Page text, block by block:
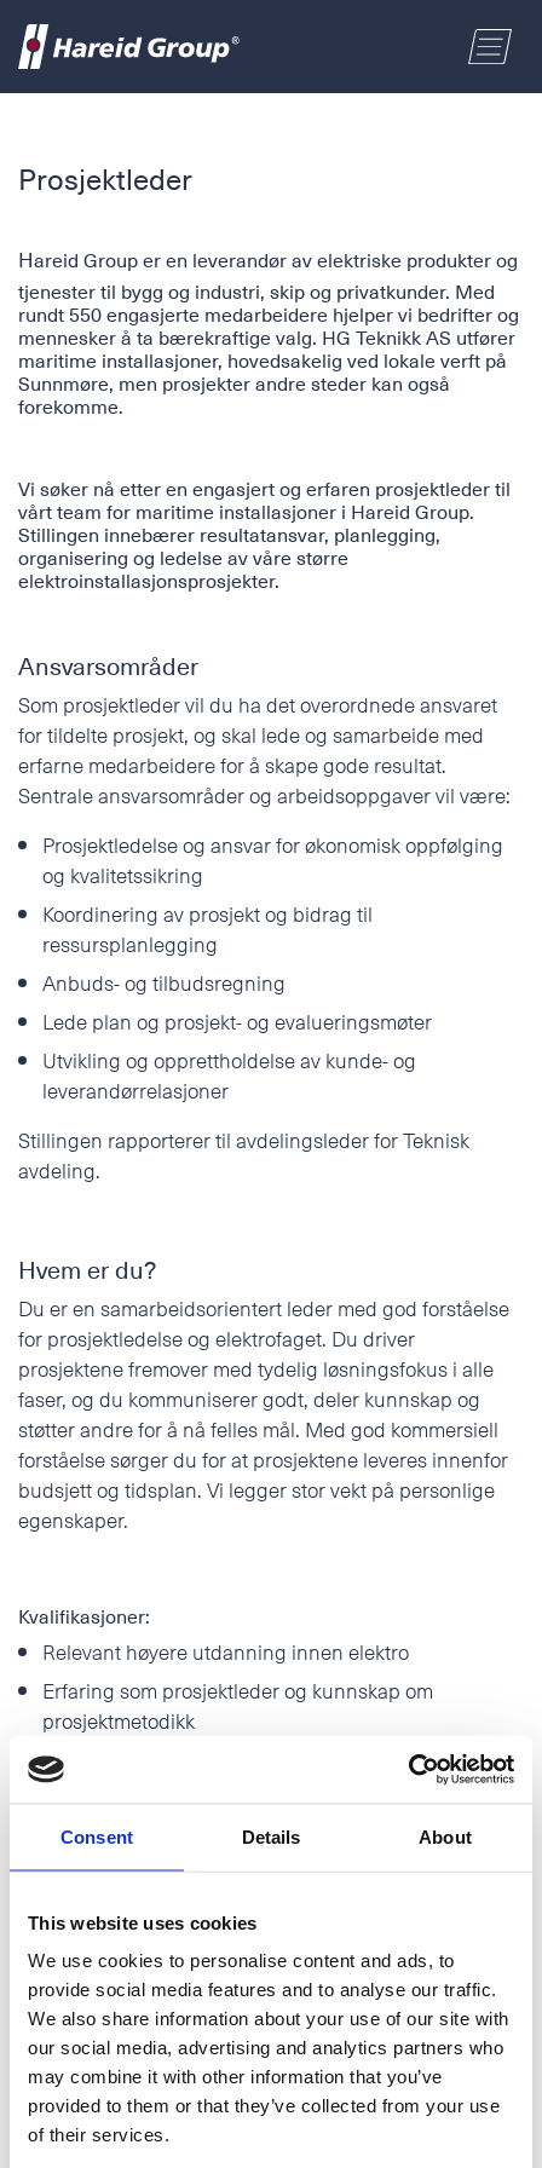
Consent Details About
This website uses cookies
We use cookies to personalise content and ads, to
provide social media features and to analyse our traffic.
We also share information about your use of our site with
our social media, advertising and analytics partners who
may combine it with other information that you’ve
provided to them or that they’ve collected from your use
of their services.
HANDEL
OM OSS
NORSK BOKMÅL
POLSKI
Etternavn
Postnummer
Adresse
Telefon
E-post
Tilleggsinformasjon
Jeg godtarpersonvernerklæringen
Prosjektleder
Hareid Group er en leverandør av elektriske produkter og
tjenester til bygg og industri, skip og privatkunder. Med
rundt 550 engasjerte medarbeidere hjelper vi bedrifter og
mennesker å ta bærekraftige valg. HG Teknikk AS utfører
maritime installasjoner, hovedsakelig ved lokale verft på
Sunnmøre, men prosjekter andre steder kan også
forekomme.
Vi søker nå etter en engasjert og erfaren prosjektleder til
vårt team for maritime installasjoner i Hareid Group.
Stillingen innebærer resultatansvar, planlegging,
organisering og ledelse av våre større
elektroinstallasjonsprosjekter.
Ansvarsområder
Som prosjektleder vil du ha det overordnede ansvaret
for tildelte prosjekt, og skal lede og samarbeide med
erfarne medarbeidere for å skape gode resultat.
Sentrale ansvarsområder og arbeidsoppgaver vil være:
Prosjektledelse og ansvar for økonomisk oppfølging
og kvalitetssikring
Koordinering av prosjekt og bidrag til
ressursplanlegging
Anbuds- og tilbudsregning
Lede plan og prosjekt- og evalueringsmøter
Utvikling og opprettholdelse av kunde- og
leverandørrelasjoner
Stillingen rapporterer til avdelingsleder for Teknisk
avdeling.
Hvem er du?
Du er en samarbeidsorientert leder med god forståelse
for prosjektledelse og elektrofaget. Du driver
prosjektene fremover med tydelig løsningsfokus i alle
faser, og du kommuniserer godt, deler kunnskap og
støtter andre for å nå felles mål. Med god kommersiell
forståelse sørger du for at prosjektene leveres innenfor
budsjett og tidsplan. Vi legger stor vekt på personlige
egenskaper.
Kvalifikasjoner:
Relevant høyere utdanning innen elektro
Erfaring som prosjektleder og kunnskap om
prosjektmetodikk
God teknisk forståelse innen elektrofag og god
kjennskap til bransjen
God økonomiforståelse og gode kunnskaper innen IT
Gode kommunikasjons- og lederegenskaper
Vi tilbyr:
Ansvar for spennende maritime prosjekter
Et sterkt fagmiljø og solide ressurser i ryggen
Gode muligheter for personlig og faglig utvikling
Konkurransedyktige betingelser og et godt
arbeidsmiljø